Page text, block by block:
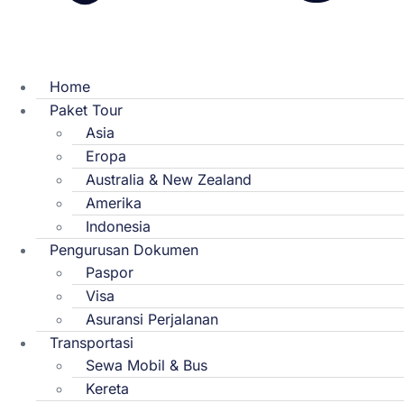
Home
Paket Tour
Asia
Eropa
Australia & New Zealand
Amerika
Indonesia
Pengurusan Dokumen
Paspor
Visa
Asuransi Perjalanan
Transportasi
Sewa Mobil & Bus
Kereta